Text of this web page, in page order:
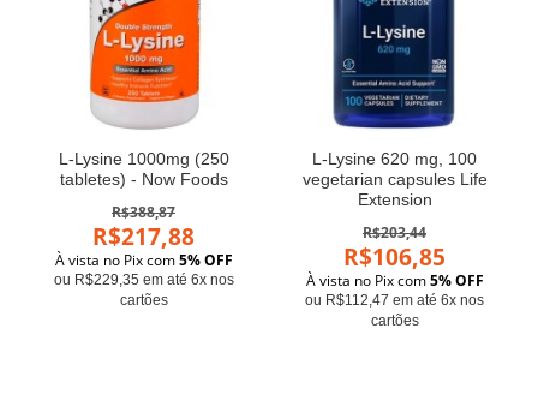
L-Lysine 1000mg (250
tabletes) - Now Foods
R$388,87
R$217,88
À vista no Pix com5% OFF
ou R$229,35 em até 6x nos
cartões
L-Lysine 620 mg, 100
vegetarian capsules Life
Extension
R$203,44
R$106,85
À vista no Pix com5% OFF
ou R$112,47 em até 6x nos
cartões